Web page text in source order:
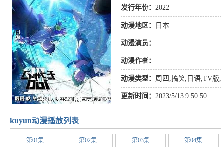
发行年份： 2022
动漫地区： 日本
动漫演员：
动漫作者：
动漫类型： 周四 ,搞笑, 日语,TV版,
更新时间： 2023/5/13 9:50:50
kuyun动漫播放列表
第01集 第02集 第03集 第04集